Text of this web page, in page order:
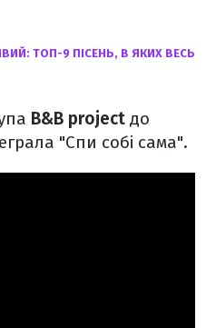
ТОП-9 ПІСЕНЬ, В ЯКИХ ВЕСЬ
B&B project до
"Спи собі сама".